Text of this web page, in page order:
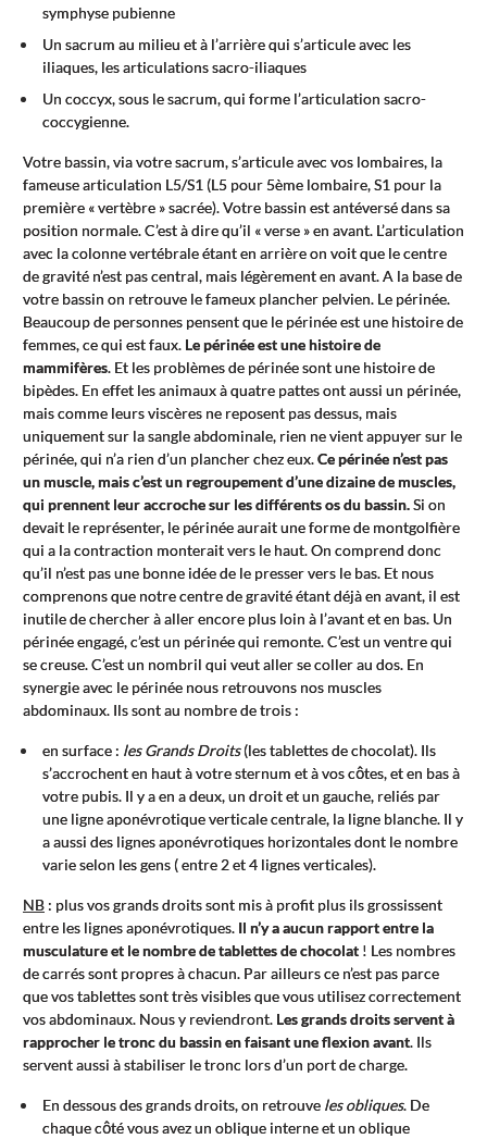
symphyse pubienne
Un sacrum au milieu et à l’arrière qui s’articule avec les
iliaques, les articulations sacro-iliaques
Un coccyx, sous le sacrum, qui forme l’articulation sacro-
coccygienne.
Votre bassin, via votre sacrum, s’articule avec vos lombaires, la
fameuse articulation L5/S1 (L5 pour 5ème lombaire, S1 pour la
première « vertèbre » sacrée). Votre bassin est antéversé dans sa
position normale. C’est à dire qu’il « verse » en avant. L’articulation
avec la colonne vertébrale étant en arrière on voit que le centre
de gravité n’est pas central, mais légèrement en avant. A la base de
votre bassin on retrouve le fameux plancher pelvien. Le périnée.
Beaucoup de personnes pensent que le périnée est une histoire de
femmes, ce qui est faux. Le périnée est une histoire de
mammifères. Et les problèmes de périnée sont une histoire de
bipèdes. En effet les animaux à quatre pattes ont aussi un périnée,
mais comme leurs viscères ne reposent pas dessus, mais
uniquement sur la sangle abdominale, rien ne vient appuyer sur le
périnée, qui n’a rien d’un plancher chez eux.Ce périnée n’est pas
un muscle, mais c’est un regroupement d’une dizaine de muscles,
qui prennent leur accroche sur les différents os du bassin.Si on
devait le représenter, le périnée aurait une forme de montgolfière
qui a la contraction monterait vers le haut. On comprend donc
qu’il n’est pas une bonne idée de le presser vers le bas. Et nous
comprenons que notre centre de gravité étant déjà en avant, il est
inutile de chercher à aller encore plus loin à l’avant et en bas. Un
périnée engagé, c’est un périnée qui remonte. C’est un ventre qui
se creuse. C’est un nombril qui veut aller se coller au dos. En
synergie avec le périnée nous retrouvons nos muscles
abdominaux. Ils sont au nombre de trois :
en surface : les Grands Droits(les tablettes de chocolat). Ils
s’accrochent en haut à votre sternum et à vos côtes, et en bas à
votre pubis. Il y a en a deux, un droit et un gauche, reliés par
une ligne aponévrotique verticale centrale, la ligne blanche. Il y
a aussi des lignes aponévrotiques horizontales dont le nombre
varie selon les gens ( entre 2 et 4 lignes verticales).
NB : plus vos grands droits sont mis à profit plus ils grossissent
entre les lignes aponévrotiques. Il n’y a aucun rapport entre la
musculature et le nombre de tablettes de chocolat ! Les nombres
de carrés sont propres à chacun. Par ailleurs ce n’est pas parce
que vos tablettes sont très visibles que vous utilisez correctement
vos abdominaux. Nous y reviendront. Les grands droits servent à
rapprocher le tronc du bassin en faisant une flexion avant. Ils
servent aussi à stabiliser le tronc lors d’un port de charge.
En dessous des grands droits, on retrouve les obliques. De
chaque côté vous avez un oblique interne et un oblique